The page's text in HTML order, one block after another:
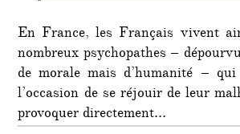
En France, les Français vivent
nombreux psychopathes –
de morale mais d’humanité – qui
l’occasion de se réjouir de leur
provoquer directement…